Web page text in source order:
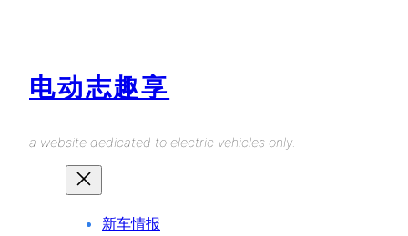
电动志趣享
a website dedicated to electric vehicles only.
新车情报